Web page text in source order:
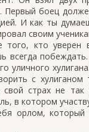
боец
И как ты
своим
кто
всегда
уличного
с
страх не
в котором
орлом,